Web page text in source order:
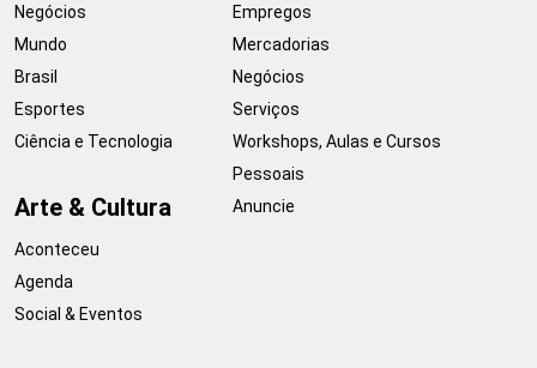
Negócios
Mundo
Brasil
Esportes
Ciência e Tecnologia
Arte & Cultura
Aconteceu
Agenda
Social & Eventos
Empregos
Mercadorias
Negócios
Serviços
Workshops, Aulas e Cursos
Pessoais
Anuncie